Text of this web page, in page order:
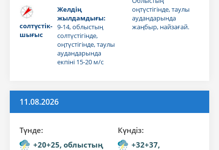
солтүстік-
шығыс
Желдің
жылдамдығы:
9-14, облыстың
солтүстігінде,
оңтүстігінде, таулы
аудандарында
екпіні 15-20 м/с
оңтүстігінде, таулы
аудандарында
жаңбыр, найзағай.
11.08.2026
Түнде:
+20+25, облыстың
Күндiз:
+32+37,